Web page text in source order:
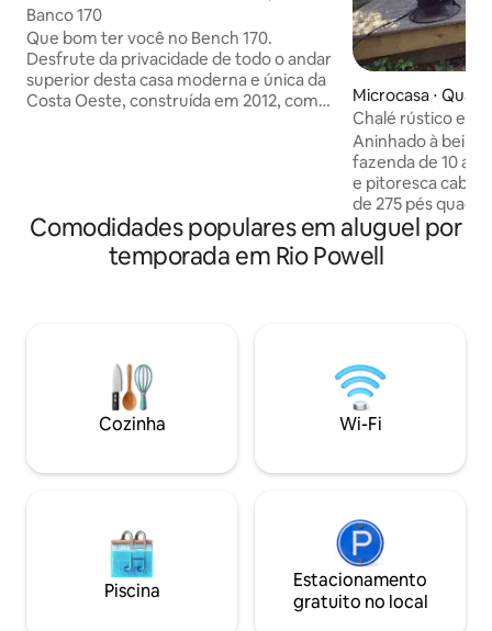
Banco 170
Que bom ter você no Bench 170.
Desfrute da privacidade de todo o andar
superior desta casa moderna e única da
Costa Oeste, construída em 2012, com
acesso público à praia ao lado da
propriedade leva a uma praia de
paralelepípedos com vista para o
Casa antes de fazer uma reserva.
Microcasa ⋅
Chalé rústico em
loft e deck
Aninhado à beira
fazenda de 10
e pitoresca
de 275 pés
viajar pela janela
size com
principal, há um
fora, há um
firebowl bem na
Observe os
Temos vacas,
Comodidades populares em aluguel por
temporada em Rio Powell
Cozinha Wi-Fi
Piscina
Estacionamento
gratuito no local